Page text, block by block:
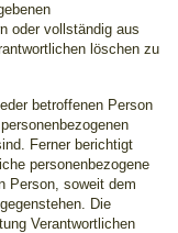
oder vollständig aus
löschen zu
betroffenen Person
Ferner berichtigt
personenbezogene
Person, soweit dem
Die
Verantwortlichen